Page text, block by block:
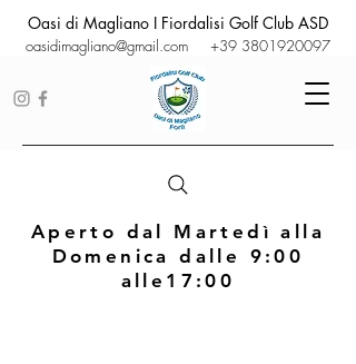
oasidimagliano@gmail.com +39 3801920097
Oasi di Magliano I Fiordalisi Golf Club ASD
Aperto dal Martedì alla
Domenica dalle 9:00
alle17:00